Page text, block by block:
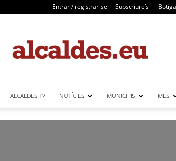
Entrar / registrar-se Subscriure’s Botiga
ALCALDES TV NOTÍCIES MUNICIPIS MÉS